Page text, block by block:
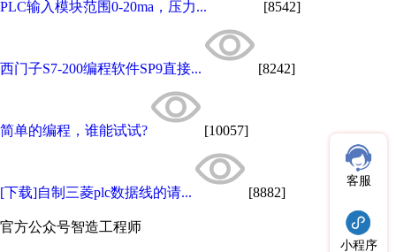
PLC输入模块范围0-20ma，压力... [8542]
西门子S7-200编程软件SP9直接... [8242]
简单的编程，谁能试试? [10057]
[下载]自制三菱plc数据线的请... [8882]
官方公众号智造工程师
客服
小程序